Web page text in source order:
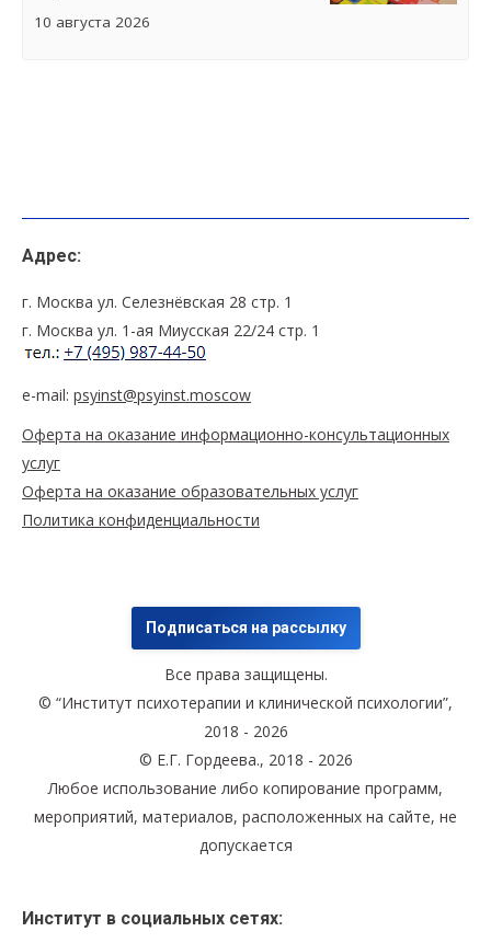
10 августа 2026
Адрес:
г. Москва ул. Селезнёвская 28 стр. 1
г. Москва ул. 1-ая Миусская 22/24 стр. 1
e-mail: psyinst@psyinst.moscow
Оферта на оказание информационно-консультационных
услуг
Оферта на оказание образовательных услуг
Политика конфиденциальности
Подписаться на рассылку
Все права защищены.
© “Институт психотерапии и клинической психологии”,
2018 - 2026
© Е.Г. Гордеева., 2018 - 2026
Любое использование либо копирование программ,
мероприятий, материалов, расположенных на сайте, не
допускается
Институт в социальных сетях: